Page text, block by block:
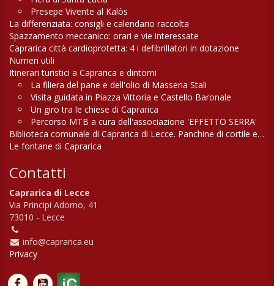
Presepe Vivente al Kalòs
La differenziata: consigli e calendario raccolta
Spazzamento meccanico: orari e vie interessate
Caprarica città cardioprotetta: 4 i defibrillatori in dotazione
Numeri utili
Itinerari turistici a Caprarica e dintorni
La filiera del pane e dell'olio di Masseria Stali
Visita guidata in Piazza Vittoria e Castello Baronale
Un giro tra le chiese di Caprarica
Percorso MTB a cura dell'associazione 'EFFETTO SERRA'
Biblioteca comunale di Caprarica di Lecce. Panchine di cortile e di campagna
Le fontane di Caprarica
Contatti
Caprarica di Lecce
Via Principi Adorno, 41
73010 - Lecce
info@caprarica.eu
Privacy